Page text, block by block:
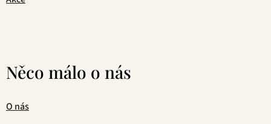
Něco málo o nás
O nás